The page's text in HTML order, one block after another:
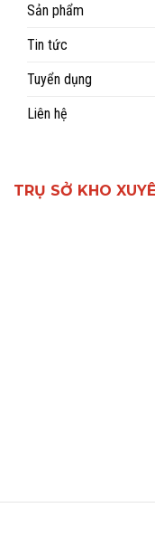
Sản phẩm
Tin tức
Tuyển dụng
Liên hệ
TRỤ SỞ KHO